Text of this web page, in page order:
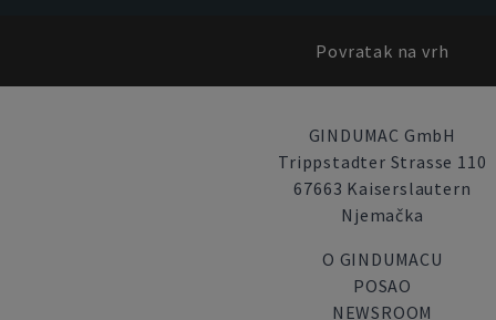
Povratak na vrh
GINDUMAC GmbH
Trippstadter Strasse 110
67663 Kaiserslautern
Njemačka
O GINDUMACU
POSAO
NEWSROOM